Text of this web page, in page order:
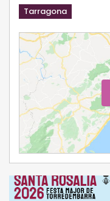
Tarragona